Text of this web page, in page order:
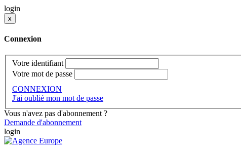
login
x
Connexion
Votre identifiant
Votre mot de passe
CONNEXION
J'ai oublié mon mot de passe
Vous n'avez pas d'abonnement ?
Demande d'abonnement
login